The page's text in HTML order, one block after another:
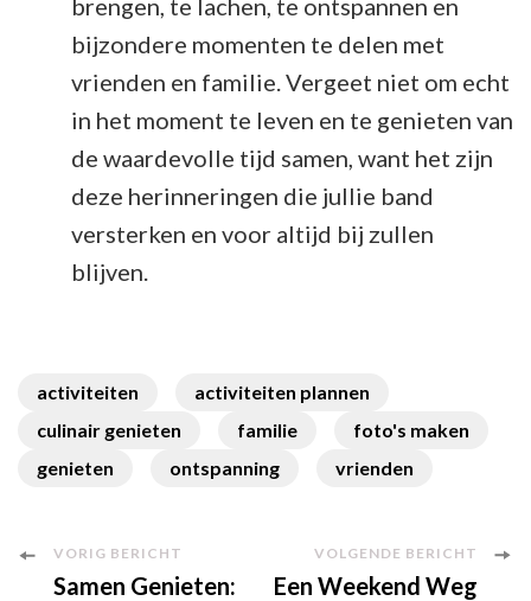
brengen, te lachen, te ontspannen en
bijzondere momenten te delen met
vrienden en familie. Vergeet niet om echt
in het moment te leven en te genieten van
de waardevolle tijd samen, want het zijn
deze herinneringen die jullie band
versterken en voor altijd bij zullen
blijven.
activiteiten
activiteiten plannen
culinair genieten
familie
foto's maken
genieten
ontspanning vrienden
Berichtnavigatie
VORIG BERICHT
Samen Genieten:
VOLGENDE BERICHT
Een Weekend Weg